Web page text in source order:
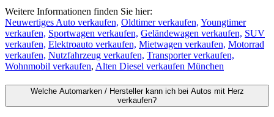
Weitere Informationen finden Sie hier:
Neuwertiges Auto verkaufen, Oldtimer verkaufen, Youngtimer
verkaufen, Sportwagen verkaufen, Geländewagen verkaufen, SUV
verkaufen, Elektroauto verkaufen, Mietwagen verkaufen, Motorrad
verkaufen, Nutzfahrzeug verkaufen, Transporter verkaufen,
Wohnmobil verkaufen, Alten Diesel verkaufen München
Welche Automarken / Hersteller kann ich bei Autos mit Herz
verkaufen?